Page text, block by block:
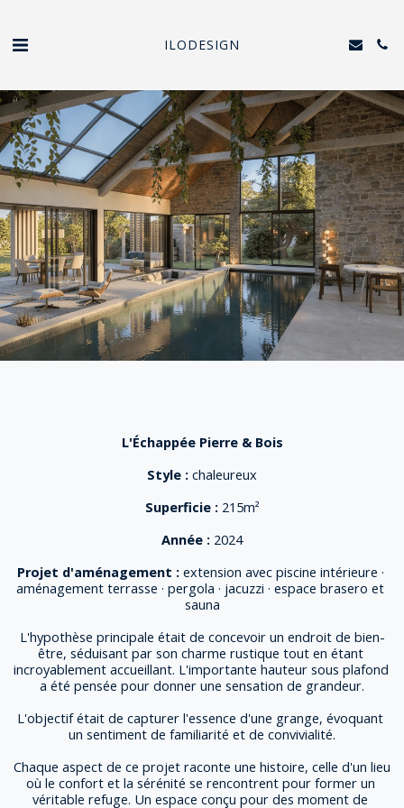
ILODESIGN
L'Échappée Pierre & Bois
Style : chaleureux
Superficie : 215m²
Année : 2024
Projet d'aménagement : extension avec piscine intérieure ·
aménagement terrasse · pergola · jacuzzi · espace brasero et
sauna
L'hypothèse principale était de concevoir un endroit de bien-
être, séduisant par son charme rustique tout en étant
incroyablement accueillant. L'importante hauteur sous plafond
a été pensée pour donner une sensation de grandeur.
L'objectif était de capturer l'essence d'une grange, évoquant
un sentiment de familiarité et de convivialité.
Chaque aspect de ce projet raconte une histoire, celle d'un lieu
où le confort et la sérénité se rencontrent pour former un
véritable refuge. Un espace conçu pour des moment de